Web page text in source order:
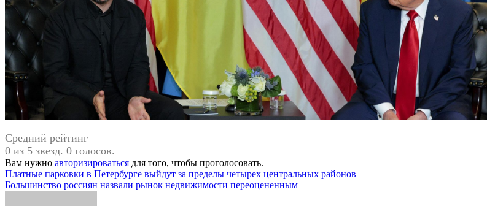
Средний рейтинг
0 из 5 звезд. 0 голосов.
Вам нужно авторизироваться для того, чтобы проголосовать.
Навигация
по
Платные парковки в Петербурге выйдут за пределы четырех центральных районов
Большинство россиян назвали рынок недвижимости переоцененным